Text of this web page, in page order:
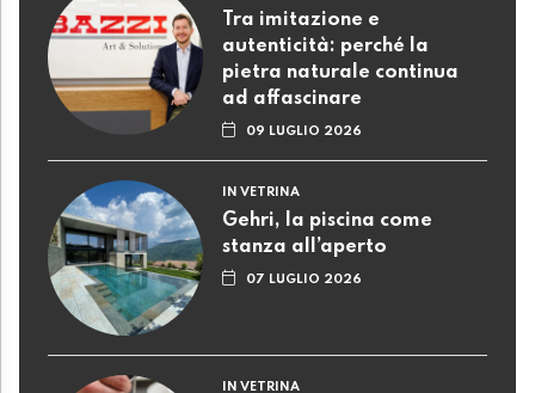
Tra imitazione e
autenticità: perché la
pietra naturale continua
ad affascinare
09 LUGLIO 2026
IN VETRINA
Gehri, la piscina come
stanza all’aperto
07 LUGLIO 2026
IN VETRINA